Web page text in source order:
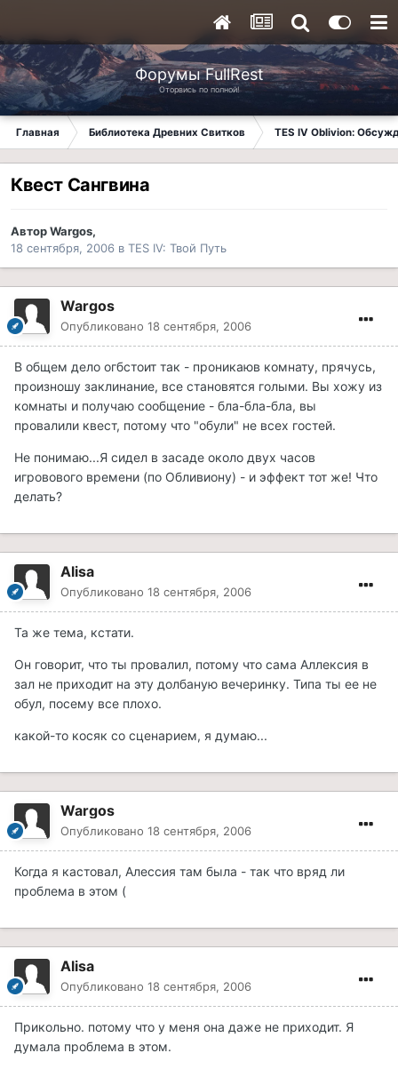
Форумы FullRest
Оторвись по полной!
Главная Библиотека Древних Свитков TES IV Oblivion:
Квест Сангвина
АвторWargos,
18 сентября, 2006 в TES IV: Твой Путь
Wargos
Опубликовано 18 сентября, 2006
В общем дело огбстоит так - проникаюв комнату, прячусь,
произношу заклинание, все становятся голыми. Вы хожу из
комнаты и получаю сообщение - бла-бла-бла, вы
провалили квест, потому что "обули" не всех гостей.
Не понимаю...Я сидел в засаде около двух часов
игровового времени (по Обливиону) - и эффект тот же! Что
делать?
Alisa
Опубликовано 18 сентября, 2006
Та же тема, кстати.
Он говорит, что ты провалил, потому что сама Аллексия в
зал не приходит на эту долбаную вечеринку. Типа ты ее не
обул, посему все плохо.
какой-то косяк со сценарием, я думаю...
Wargos
Опубликовано 18 сентября, 2006
Когда я кастовал, Алессия там была - так что вряд ли
проблема в этом (
Alisa
Опубликовано 18 сентября, 2006
Прикольно. потому что у меня она даже не приходит. Я
думала проблема в этом.